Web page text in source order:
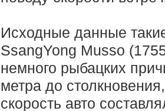
Исходные данные
SsangYong Musso
немного рыбацких
метра до
скорость авто